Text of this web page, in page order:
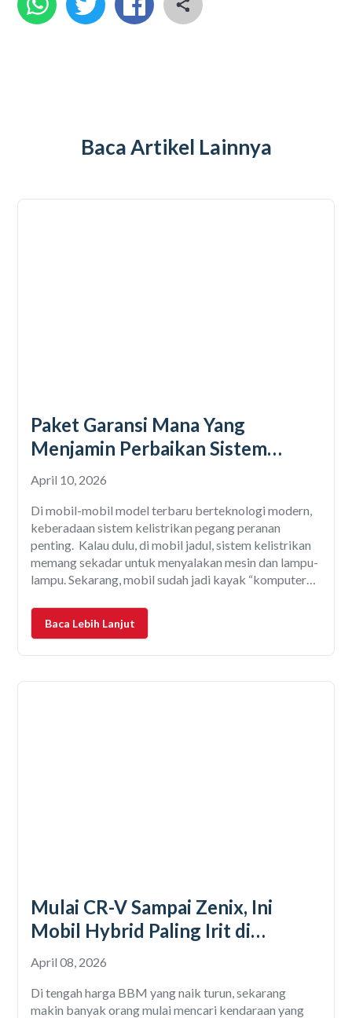
Baca Artikel Lainnya
Paket Garansi Mana Yang
Menjamin Perbaikan Sistem
Kelistrikan? Yuk Cek Faktanya!
April 10, 2026
Di mobil-mobil model terbaru berteknologi modern,
keberadaan sistem kelistrikan pegang peranan
penting. Kalau dulu, di mobil jadul, sistem kelistrikan
memang sekadar untuk menyalakan mesin dan lampu-
lampu. Sekarang, mobil sudah jadi kayak “komputer
optimal, kalau didukung sistem kelistrikan yang
mumpuni. Masalahnya, sistem ini termasuk rumit.
Baca Lebih Lanjut
Mulai CR-V Sampai Zenix, Ini
Mobil Hybrid Paling Irit di
Indonesia
April 08, 2026
Di tengah harga BBM yang naik turun, sekarang
makin banyak orang mulai mencari kendaraan yang